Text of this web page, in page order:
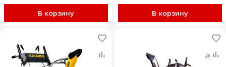
В корзину В корзину